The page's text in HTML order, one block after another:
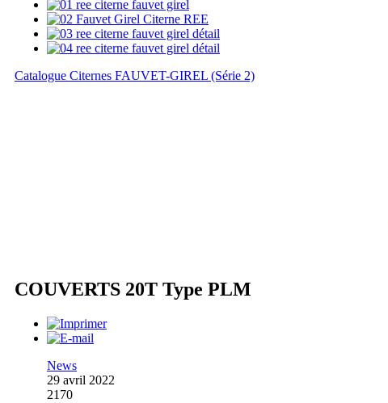
Catalogue Citernes FAUVET-GIREL (Série 2)
COUVERTS 20T Type PLM
News
29 avril 2022
2170